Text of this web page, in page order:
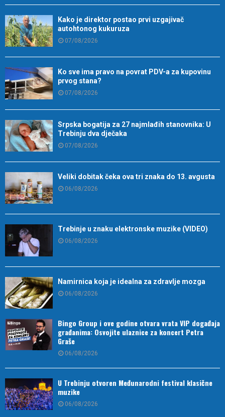
Kako je direktor postao prvi uzgajivač
autohtonog kukuruza
07/08/2026
Ko sve ima pravo na povrat PDV-a za kupovinu
prvog stana?
07/08/2026
Srpska bogatija za 27 najmlađih stanovnika: U
Trebinju dva dječaka
07/08/2026
Veliki dobitak čeka ova tri znaka do 13. avgusta
06/08/2026
Trebinje u znaku elektronske muzike (VIDEO)
06/08/2026
Namirnica koja je idealna za zdravlje mozga
06/08/2026
Bingo Group i ove godine otvara vrata VIP događaja
građanima: Osvojite ulaznice za koncert Petra
Graše
06/08/2026
U Trebinju otvoren Međunarodni festival klasične
muzike
06/08/2026